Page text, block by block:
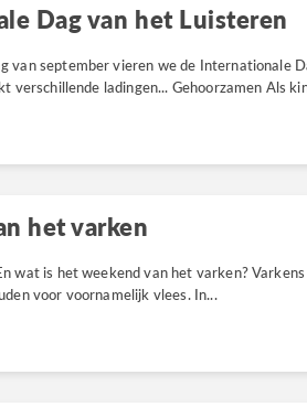
Dag van het Luisteren
van september vieren we de Internationale
verschillende ladingen... Gehoorzamen Als
het varken
wat is het weekend van het varken?
voor voornamelijk vlees. In...